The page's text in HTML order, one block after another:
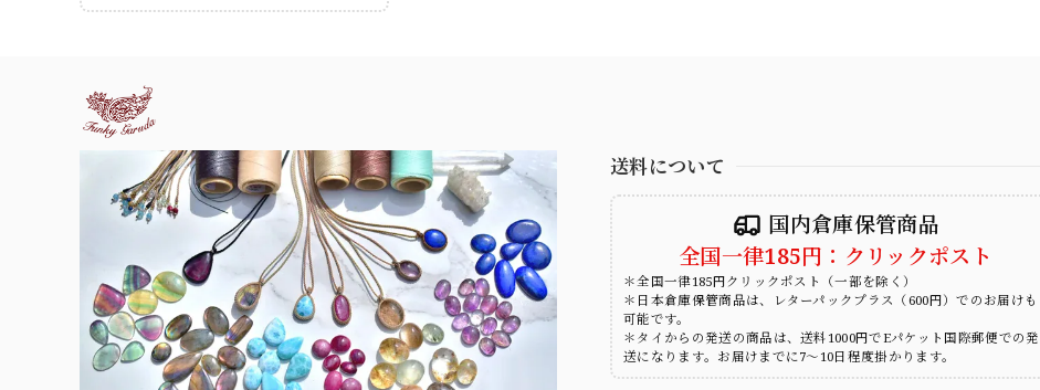
送料について
国内倉庫保管商品
全国一律185円：クリックポスト
＊全国一律185円クリックポスト（一部を除く）
＊日本倉庫保管商品は、レターパックプラス（600円）でのお届けも
可能です。
＊タイからの発送の商品は、送料1000円でEパケット国際郵便での発
送になります。お届けまでに7～10日程度掛かります。